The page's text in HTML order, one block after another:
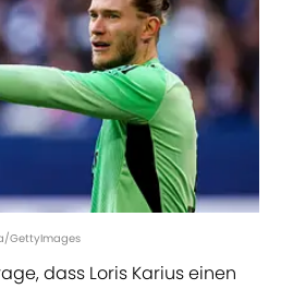
GettyImages
dass Loris Karius einen